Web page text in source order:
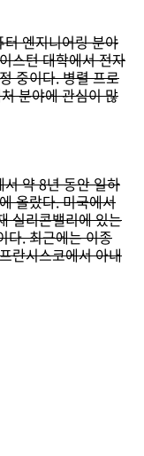
엔지니어링 분야
스턴 대학에서 전자
중이다. 병렬 프로
분야에 관심이 많
약 8년 동안 일하
올랐다. 미국에서
실리콘밸리에 있는
다. 최근에는 이종
란시스코에서 아내